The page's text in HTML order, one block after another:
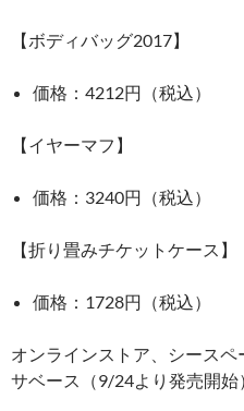
【ボディバッグ2017】
価格：4212円（税込）
【イヤーマフ】
価格：3240円（税込）
【折り畳みチケットケース】
価格：1728円（税込）
オンラインストア、シース
サベース（9/24より発売開始